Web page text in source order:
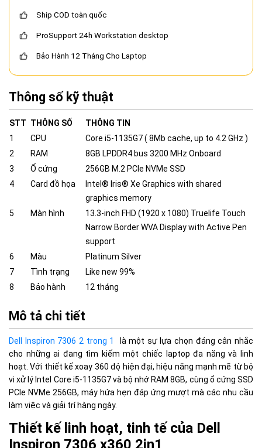
Ship COD toàn quốc
ProSupport 24h Workstation desktop
Bảo Hành 12 Tháng Cho Laptop
Thông số kỹ thuật
STT THÔNG SỐ
THÔNG TIN
1
CPU
Core i5-1135G7 ( 8Mb cache, up to 4.2 GHz )
2
RAM
8GB LPDDR4 bus 3200 MHz Onboard
3
Ổ cứng
256GB M.2 PCIe NVMe SSD
4
Card đồ họa
Intel® Iris® Xe Graphics with shared
graphics memory
5
Màn hình
13.3-inch FHD (1920 x 1080) Truelife Touch
Narrow Border WVA Display with Active Pen
support
6
Màu
Platinum Silver
7
Tình trạng
Like new 99%
8
Bảo hành 12 tháng
Mô tả chi tiết
Dell Inspiron 7306 2 trong 1
là một sự lựa chọn đáng cân nhắc
cho những ai đang tìm kiếm một chiếc laptop đa năng và linh
hoạt. Với thiết kế xoay 360 độ hiện đại, hiệu năng mạnh mẽ từ bộ
vi xử lý Intel Core i5-1135G7 và bộ nhớ RAM 8GB, cùng ổ cứng SSD
PCIe NVMe 256GB, máy hứa hẹn đáp ứng mượt mà các nhu cầu
làm việc và giải trí hàng ngày.
Thiết kế linh hoạt, tinh tế của Dell
Inspiron 7306 x360 2in1